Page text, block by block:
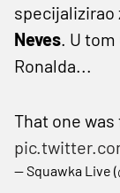
specijalizirao
Neves. U
Ronalda...
That one
— Squawka Live